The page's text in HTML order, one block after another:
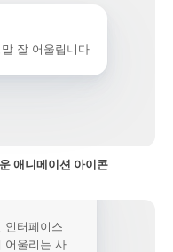
잘 어울립니다
애니메이션 아이콘
인터페이스
어울리는 사